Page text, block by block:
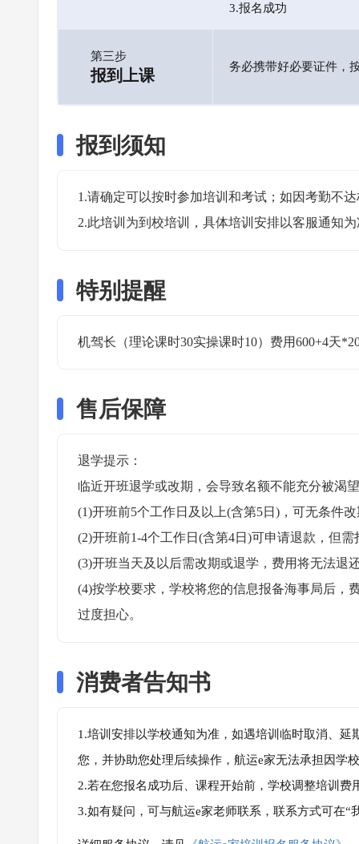
3.报名成功
第三步
报到上课 务必携带好必要证件，
报到须知
1.请确定可以按时参加培训和考试；如因考勤不
2.此培训为到校培训，具体培训安排以客服通知
特别提醒
机驾长（理论课时30实操课时10）费用600+4天
售后保障
退学提示：
临近开班退学或改期，会导致名额不能充分被渴
(1)开班前5个工作日及以上(含第5日)，可无条件
(2)开班前1-4个工作日(含第4日)可申请退款，但
(3)开班当天及以后需改期或退学，费用将无法退
(4)按学校要求，学校将您的信息报备海事局后，
过度担心。
消费者告知书
1.培训安排以学校通知为准，如遇培训临时取消、
您，并协助您处理后续操作，航运e家无法承担因学
2.若在您报名成功后、课程开始前，学校调整培训
3.如有疑问，可与航运e家老师联系，联系方式可在